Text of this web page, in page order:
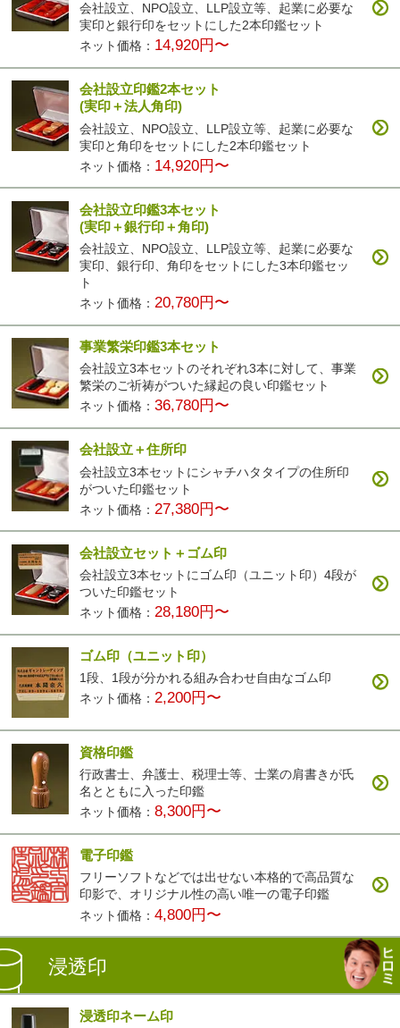
会社設立、NPO設立、LLP設立等、起業に必要な
実印と銀行印をセットにした2本印鑑セット
ネット価格： 14,920円〜
会社設立印鑑2本セット
(実印＋法人角印)
会社設立、NPO設立、LLP設立等、起業に必要な
実印と角印をセットにした2本印鑑セット
ネット価格： 14,920円〜
会社設立印鑑3本セット
(実印＋銀行印＋角印)
会社設立、NPO設立、LLP設立等、起業に必要な
実印、銀行印、角印をセットにした3本印鑑セッ
ト
ネット価格： 20,780円〜
事業繁栄印鑑3本セット
会社設立3本セットのそれぞれ3本に対して、事業
繁栄のご祈祷がついた縁起の良い印鑑セット
ネット価格：36,780円〜
会社設立＋住所印
会社設立3本セットにシャチハタタイプの住所印
がついた印鑑セット
ネット価格： 27,380円〜
会社設立セット＋ゴム印
会社設立3本セットにゴム印（ユニット印）4段が
ついた印鑑セット
ネット価格： 28,180円〜
ゴム印（ユニット印）
1段、1段が分かれる組み合わせ自由なゴム印
ネット価格：2,200円〜
資格印鑑
行政書士、弁護士、税理士等、士業の肩書きが氏
名とともに入った印鑑
ネット価格：8,300円〜
電子印鑑
フリーソフトなどでは出せない本格的で高品質な
印影で、オリジナル性の高い唯一の電子印鑑
ネット価格：4,800円〜
浸透印
浸透印ネーム印